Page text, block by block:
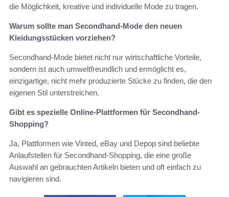
die Möglichkeit, kreative und individuelle Mode zu tragen.
Warum sollte man Secondhand-Mode den neuen
Kleidungsstücken vorziehen?
Secondhand-Mode bietet nicht nur wirtschaftliche Vorteile,
sondern ist auch umweltfreundlich und ermöglicht es,
einzigartige, nicht mehr produzierte Stücke zu finden, die den
eigenen Stil unterstreichen.
Gibt es spezielle Online-Plattformen für Secondhand-
Shopping?
Ja, Plattformen wie Vinted, eBay und Depop sind beliebte
Anlaufstellen für Secondhand-Shopping, die eine große
Auswahl an gebrauchten Artikeln bieten und oft einfach zu
navigieren sind.